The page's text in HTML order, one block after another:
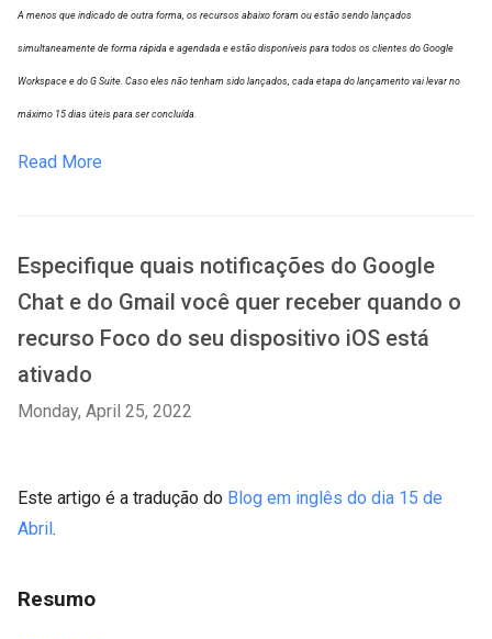
A menos que indicado de outra forma, os recursos abaixo foram ou estão sendo lançados
simultaneamente de forma rápida e agendada e estão disponíveis para todos os clientes do Google
Workspace e do G Suite. Caso eles não tenham sido lançados, cada etapa do lançamento vai levar no
máximo 15 dias úteis para ser concluída.
Read More
Especifique quais notificações do Google
Chat e do Gmail você quer receber quando o
recurso Foco do seu dispositivo iOS está
ativado
Monday, April 25, 2022
Este artigo é a tradução do Blog em inglês do dia 15 de
Abril.
Resumo